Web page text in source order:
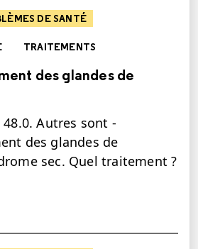
DE SANTÉ
TRAITEMENTS
des glandes de
48.0. Autres sont -
des glandes de
sec. Quel traitement ?